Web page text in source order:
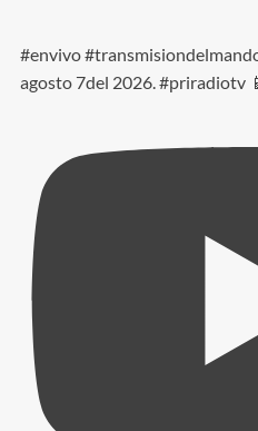
#envivo
agosto 7del 2026. #priradiotv